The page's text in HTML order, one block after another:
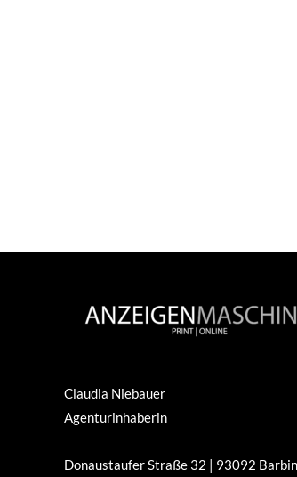
Claudia Niebauer
Agenturinhaberin
Donaustaufer Straße 32 | 93092